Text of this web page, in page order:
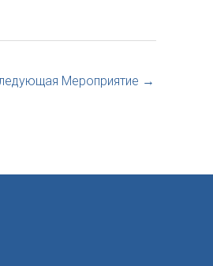
Мероприятие →